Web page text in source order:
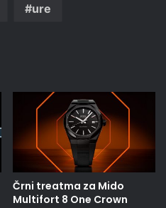
ure
Črni treatma za Mido
Multifort 8 One Crown